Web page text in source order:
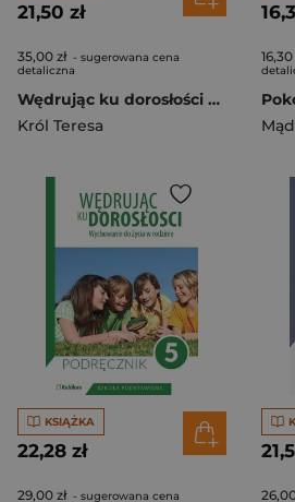
21,50 zł
35,00 zł - sugerowana cena
detaliczna
Wędrując ku dorosłości podręcznik dla uczniów klasy 2 liceum ogólnokształcącego, technikum, szkoły branżowej I stopnia Wychowanie do życia w rodzinie
Król Teresa
16,30
KSIĄŻKA
22,28 zł
29,00 zł - sugerowana cena